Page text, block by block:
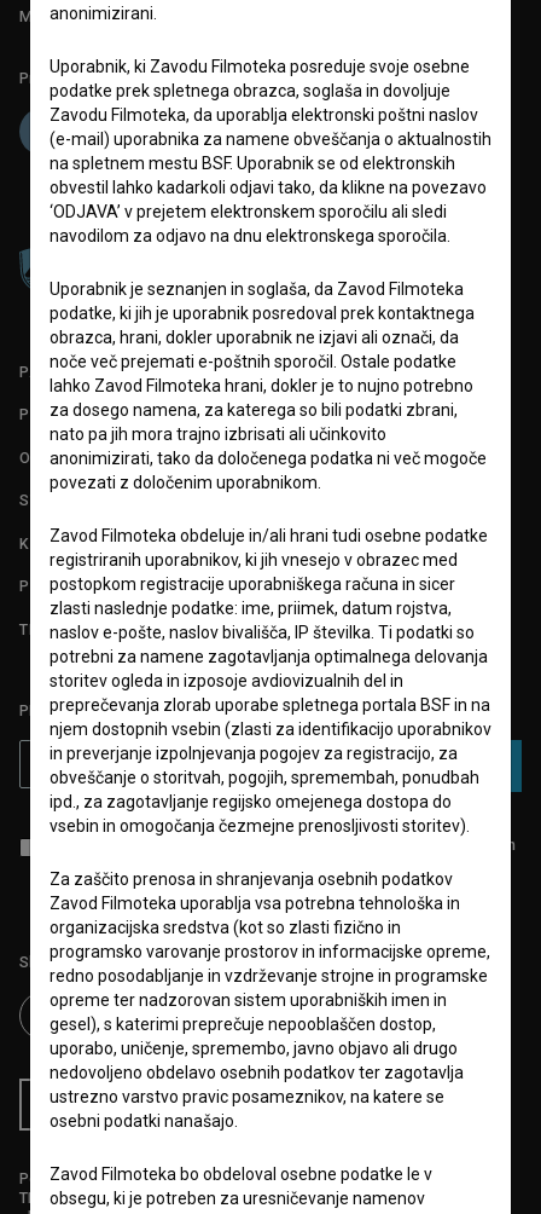
Mednarodna številka ISSN 2670-787X
Projekt sofinancira:
PARTNERJI
POGOJI UPORABE
O PROJEKTU
STATISTIKA
KONTAKT
POGOSTA VPRAŠANJA
TEST FUNKCIONALNOSTI
PRIJAVITE SE NA BSF NOVIČNIK:
PRIJAVA
za zbiranje, hrambo in
Sledite nam na:
RSS novice RSS dogodki
Podprite nas z donacijo na
TRR: SI56 6100 0001 5706 684,
anonimizirani.
Uporabnik, ki Zavodu Filmoteka posreduje svoje osebne
podatke prek spletnega obrazca, soglaša in dovoljuje
Zavodu Filmoteka, da uporablja elektronski poštni naslov
(e-mail) uporabnika za namene obveščanja o aktualnostih
na spletnem mestu BSF. Uporabnik se od elektronskih
obvestil lahko kadarkoli odjavi tako, da klikne na povezavo
‘ODJAVA’ v prejetem elektronskem sporočilu ali sledi
navodilom za odjavo na dnu elektronskega sporočila.
Uporabnik je seznanjen in soglaša, da Zavod Filmoteka
podatke, ki jih je uporabnik posredoval prek kontaktnega
obrazca, hrani, dokler uporabnik ne izjavi ali označi, da
noče več prejemati e-poštnih sporočil. Ostale podatke
lahko Zavod Filmoteka hrani, dokler je to nujno potrebno
za dosego namena, za katerega so bili podatki zbrani,
nato pa jih mora trajno izbrisati ali učinkovito
anonimizirati, tako da določenega podatka ni več mogoče
povezati z določenim uporabnikom.
Zavod Filmoteka obdeluje in/ali hrani tudi osebne podatke
registriranih uporabnikov, ki jih vnesejo v obrazec med
postopkom registracije uporabniškega računa in sicer
zlasti naslednje podatke: ime, priimek, datum rojstva,
naslov e-pošte, naslov bivališča, IP številka. Ti podatki so
potrebni za namene zagotavljanja optimalnega delovanja
storitev ogleda in izposoje avdiovizualnih del in
preprečevanja zlorab uporabe spletnega portala BSF in na
njem dostopnih vsebin (zlasti za identifikacijo uporabnikov
in preverjanje izpolnjevanja pogojev za registracijo, za
obveščanje o storitvah, pogojih, spremembah, ponudbah
ipd., za zagotavljanje regijsko omejenega dostopa do
vsebin in omogočanja čezmejne prenosljivosti storitev).
Za zaščito prenosa in shranjevanja osebnih podatkov
Zavod Filmoteka uporablja vsa potrebna tehnološka in
organizacijska sredstva (kot so zlasti fizično in
programsko varovanje prostorov in informacijske opreme,
redno posodabljanje in vzdrževanje strojne in programske
opreme ter nadzorovan sistem uporabniških imen in
gesel), s katerimi preprečuje nepooblaščen dostop,
uporabo, uničenje, spremembo, javno objavo ali drugo
nedovoljeno obdelavo osebnih podatkov ter zagotavlja
ustrezno varstvo pravic posameznikov, na katere se
osebni podatki nanašajo.
Zavod Filmoteka bo obdeloval osebne podatke le v
obsegu, ki je potreben za uresničevanje namenov